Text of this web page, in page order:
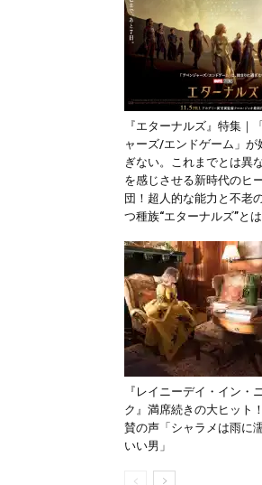
『エターナルズ』特集｜
ャーズ/エンドゲーム」が
ぎない。これまでとは異
を感じさせる新時代のヒ
団！超人的な能力と不老
つ種族“エターナルズ”とは
『レイニーデイ・イン・
ク』満席続きの大ヒット
賛の声「シャラメは雨に
いい男」